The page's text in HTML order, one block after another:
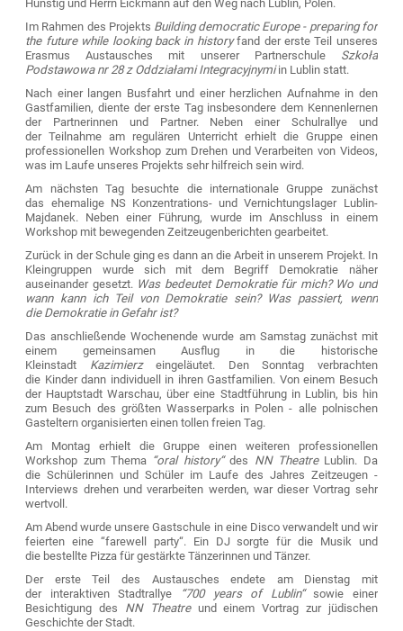
Hunstig und Herrn Eickmann auf den Weg nach Lublin, Polen.
Im Rahmen des Projekts Building democratic Europe - preparing for
the future while looking back in history fand der erste Teil unseres
Erasmus Austausches mit unserer Partnerschule
Szkoła
Podstawowa nr 28 z Oddziałami Integracyjnymi in Lublin statt.
Nach einer langen Busfahrt und einer herzlichen Aufnahme in den
Gastfamilien, diente der erste Tag insbesondere dem Kennenlernen
der Partnerinnen und Partner. Neben einer Schulrallye und
der Teilnahme am regulären Unterricht erhielt die Gruppe einen
professionellen Workshop zum Drehen und Verarbeiten von Videos,
was im Laufe unseres Projekts sehr hilfreich sein wird.
Am nächsten Tag besuchte die internationale Gruppe zunächst
das ehemalige NS Konzentrations- und Vernichtungslager Lublin-
Majdanek. Neben einer Führung, wurde im Anschluss in einem
Workshop mit bewegenden Zeitzeugenberichten gearbeitet.
Zurück in der Schule ging es dann an die Arbeit in unserem Projekt. In
Kleingruppen wurde sich mit dem Begriff Demokratie näher
auseinander gesetzt. Was bedeutet Demokratie für mich? Wo und
wann kann ich Teil von Demokratie sein? Was passiert, wenn
die Demokratie in Gefahr ist?
Das anschließende Wochenende wurde am Samstag zunächst mit
einem gemeinsamen Ausflug in die historische
Kleinstadt
Kazimierz
eingeläutet. Den Sonntag verbrachten
die Kinder dann individuell in ihren Gastfamilien. Von einem Besuch
der Hauptstadt Warschau, über eine Stadtführung in Lublin, bis hin
zum Besuch des größten Wasserparks in Polen - alle polnischen
Gasteltern organisierten einen tollen freien Tag.
Am Montag erhielt die Gruppe einen weiteren professionellen
Workshop zum Thema “oral history“ des NN Theatre Lublin. Da
die Schülerinnen und Schüler im Laufe des Jahres Zeitzeugen -
Interviews drehen und verarbeiten werden, war dieser Vortrag sehr
wertvoll.
Am Abend wurde unsere Gastschule in eine Disco verwandelt und wir
feierten eine “farewell party“. Ein DJ sorgte für die Musik und
die bestellte Pizza für gestärkte Tänzerinnen und Tänzer.
Der erste Teil des Austausches endete am Dienstag mit
der interaktiven Stadtrallye
“700 years of Lublin“
sowie einer
Besichtigung des
NN Theatre
und einem Vortrag zur jüdischen
Geschichte der Stadt.